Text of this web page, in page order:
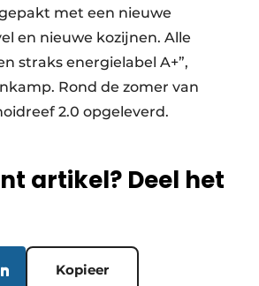
met een nieuwe
en nieuwe kozijnen. Alle
straks energielabel A+”,
Rond de zomer van
2.0 opgeleverd.
artikel? Deel het
Kopieer